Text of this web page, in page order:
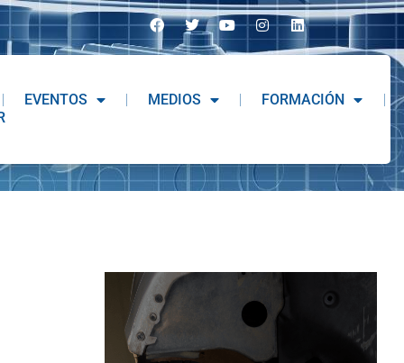
EVENTOS MEDIOS
FORMACIÓN